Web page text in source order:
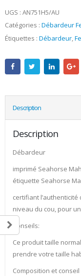
UGS : AN751H5/AU
Catégories : Débardeur
Étiquettes : Débardeur
Description
Description
Débardeur
imprimé Seahorse
étiquette Seahorse
certifiant
niveau du cou, pour
Conseils:
Ce produit taille
prendre votre taille
Composition et conseil